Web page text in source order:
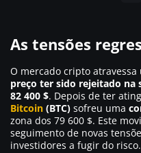
As tensões
O mercado cripto atravessa
preço ter sido rejeitado na
82 400 $. Depois de ter
Bitcoin (BTC) sofreu uma
zona dos 79 600 $. Este
seguimento de novas
investidores a fugir do risco.